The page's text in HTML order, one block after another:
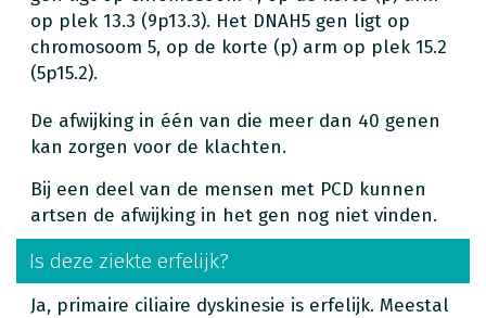
op plek 13.3 (9p13.3). Het DNAH5 gen ligt op
chromosoom 5, op de korte (p) arm op plek 15.2
(5p15.2).
De afwijking in één van die meer dan 40 genen
kan zorgen voor de klachten.
Bij een deel van de mensen met PCD kunnen
artsen de afwijking in het gen nog niet vinden.
Is deze ziekte erfelijk?
Ja, primaire ciliaire dyskinesie is erfelijk. Meestal